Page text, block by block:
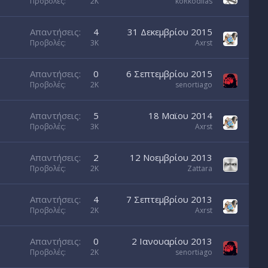
έ
Απαντήσεις 4
Προβολές 3K
31 Δεκεμβρίου 2015
Axrst
Απαντήσεις 0
Προβολές 2K
6 Σεπτεμβρίου 2015
senortiago
Απαντήσεις 5
Προβολές 3K
18 Μαϊου 2014
Axrst
Απαντήσεις 2
Προβολές 2K
12 Νοεμβρίου 2013
Zattara
Απαντήσεις 4
Προβολές 2K
7 Σεπτεμβρίου 2013
Axrst
Απαντήσεις 0
Προβολές 2K
2 Ιανουαρίου 2013
senortiago